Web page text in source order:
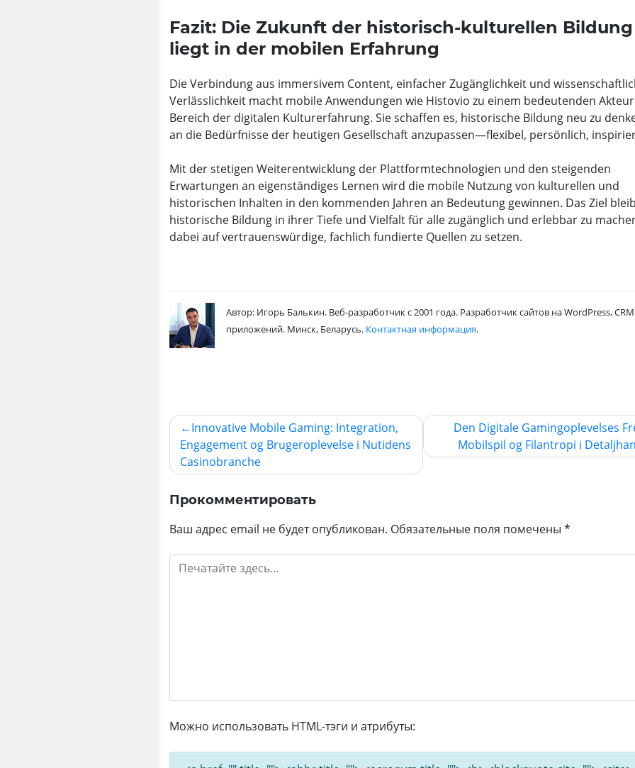
Fazit: Die Zukunft der historisch-kulturellen Bildung
liegt in der mobilen Erfahrung
Die Verbindung aus immersivem Content, einfacher Zugänglichkeit und
Verlässlichkeit macht mobile Anwendungen wie Histovio zu einem bedeutenden
Bereich der digitalen Kulturerfahrung. Sie schaffen es, historische Bildung neu zu
an die Bedürfnisse der heutigen Gesellschaft anzupassen—flexibel, persönlich,
Mit der stetigen Weiterentwicklung der Plattformtechnologien und den steigenden
Erwartungen an eigenständiges Lernen wird die mobile Nutzung von kulturellen und
historischen Inhalten in den kommenden Jahren an Bedeutung gewinnen. Das Ziel
historische Bildung in ihrer Tiefe und Vielfalt für alle zugänglich und erlebbar zu
dabei auf vertrauenswürdige, fachlich fundierte Quellen zu setzen.
Автор: Игорь Балькин. Веб-разработчик с 2001 года. Разработчик сайтов на WordPress,
приложений. Минск, Беларусь. Контактная информация.
Навигация
по
Innovative Mobile Gaming: Integration,
Engagement og Brugeroplevelse i Nutidens
Casinobranche
Den Digitale Gamingoplevelses
Mobilspil og Filantropi i
Прокомментировать
Ваш адрес email не будет опубликован. Обязательные поля помечены *
Можно использовать HTML-тэги и атрибуты: